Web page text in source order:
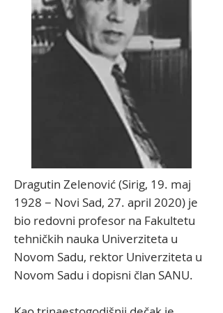
Dragutin Zelenović (Sirig, 19. maj
1928 − Novi Sad, 27. april 2020) je
bio redovni profesor na Fakultetu
tehničkih nauka Univerziteta u
Novom Sadu, rektor Univerziteta u
Novom Sadu i dopisni član SANU.